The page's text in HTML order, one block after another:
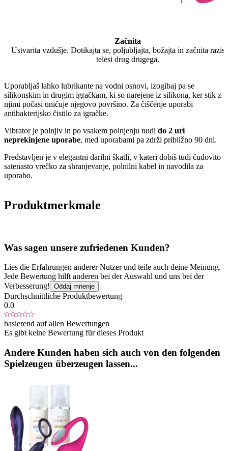
Začnita
Ustvarita vzdušje. Dotikajta se, poljubljajta, božajta in začnita
telesi drug drugega.
Uporabljaš lahko lubrikante na vodni osnovi, izogibaj pa se
silikonskim in drugim igračkam, ki so narejene iz silikona, ker stik z
njimi počasi uničuje njegovo površino. Za čiščenje uporabi
antibakterijsko čistilo za igračke.
Vibrator je polnjiv in po vsakem polnjenju nudi do 2 uri
neprekinjene uporabe, med uporabami pa zdrži približno 90 dni.
Predstavljen je v elegantni darilni škatli, v kateri dobiš tudi čudovito
satenasto vrečko za shranjevanje, polnilni kabel in navodila za
uporabo.
Produktmerkmale
Was sagen unsere zufriedenen Kunden?
Lies die Erfahrungen anderer Nutzer und teile auch deine Meinung.
Jede Bewertung hilft anderen bei der Auswahl und uns bei der
Verbesserung! Oddaj mnenje
Durchschnittliche Produktbewertung
0.0
basierend auf allen Bewertungen
Es gibt keine Bewertung für dieses Produkt
Andere Kunden haben sich auch von den folgenden
Spielzeugen überzeugen lassen...